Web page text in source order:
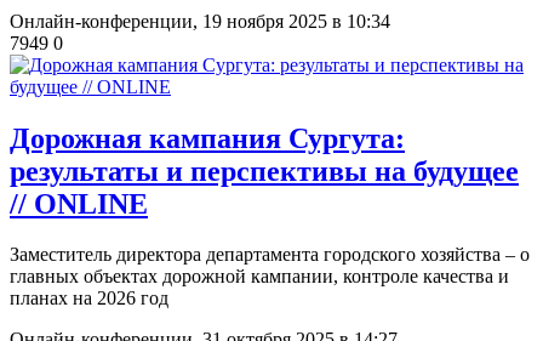
Онлайн-конференции, 19 ноября 2025 в 10:34
7949 0
Дорожная кампания Сургута:
результаты и перспективы на будущее
// ONLINE
Заместитель директора департамента городского хозяйства ‒ о
главных объектах дорожной кампании, контроле качества и
планах на 2026 год